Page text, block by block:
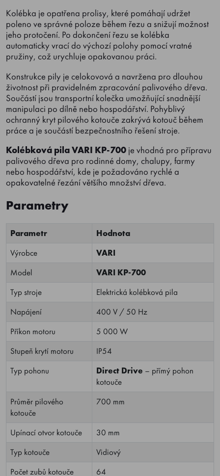
Kolébka je opatřena prolisy, které pomáhají udržet
poleno ve správné poloze během řezu a snižují možnost
jeho protočení. Po dokončení řezu se kolébka
automaticky vrací do výchozí polohy pomocí vratné
pružiny, což urychluje opakovanou práci.
Konstrukce pily je celokovová a navržena pro dlouhou
životnost při pravidelném zpracování palivového dřeva.
Součástí jsou transportní kolečka umožňující snadnější
manipulaci po dílně nebo hospodářství. Pohyblivý
ochranný kryt pilového kotouče zakrývá kotouč během
práce a je součástí bezpečnostního řešení stroje.
Kolébková pila VARI KP-700 je vhodná pro přípravu
palivového dřeva pro rodinné domy, chalupy, farmy
nebo hospodářství, kde je požadováno rychlé a
opakovatelné řezání většího množství dřeva.
Parametry
Parametr
Hodnota
Výrobce
VARI
Model
VARI KP-700
Typ stroje
Elektrická kolébková pila
Napájení
400 V / 50 Hz
Příkon motoru
5 000 W
Stupeň krytí motoru
IP54
Typ pohonu
Direct Drive – přímý pohon
kotouče
Průměr pilového
kotouče
700 mm
Upínací otvor kotouče
30 mm
Typ kotouče
Vidiový
Počet zubů kotouče
64